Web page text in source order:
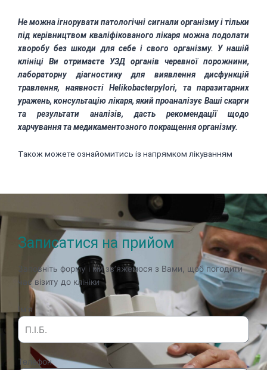
Не можна ігнорувати патологічні сигнали організму і тільки
під керівництвом кваліфікованого лікаря можна подолати
хворобу без шкоди для себе і свого організму. У нашій
клініці Ви отримаєте УЗД органів черевної порожнини,
лабораторну діагностику для виявлення дисфункцій
травлення, наявності Helikobacterpylori, та паразитарних
уражень, консультацію лікаря, який проаналізує Ваші скарги
та результати аналізів, дасть рекомендації щодо
харчування та медикаментозного покращення організму.
Також можете ознайомитись із напрямком лікуванням
Записатися на прийом
Заповніть форму і ми зв’яжемося з Вами, щоб погодити
час візиту до клініки
Ім'я
Телефон